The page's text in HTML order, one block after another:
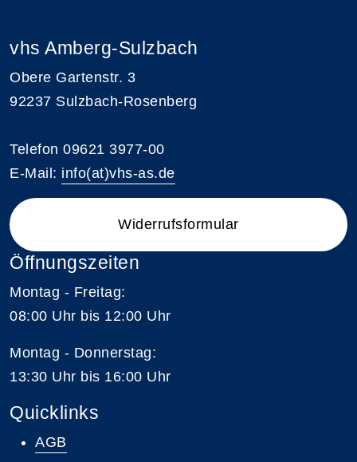
vhs Amberg-Sulzbach
Obere Gartenstr. 3
92237 Sulzbach-Rosenberg
Telefon 09621 3977-00
E-Mail: info(at)vhs-as.de
Widerrufsformular
Öffnungszeiten
Montag - Freitag:
08:00 Uhr bis 12:00 Uhr
Montag - Donnerstag:
13:30 Uhr bis 16:00 Uhr
Quicklinks
AGB